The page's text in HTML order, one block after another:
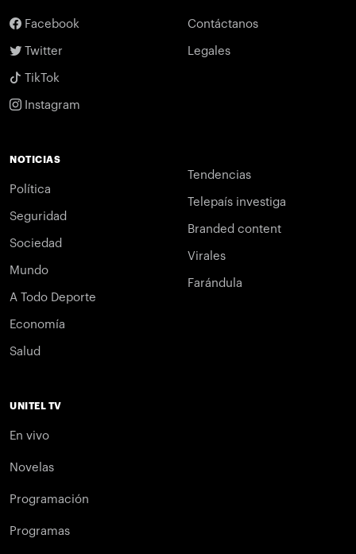
Facebook
Twitter
TikTok
Instagram
Contáctanos
Legales
NOTICIAS
Política
Seguridad
Sociedad
Mundo
A Todo Deporte
Economía
Salud
Tendencias
Telepaís investiga
Branded content
Virales
Farándula
UNITEL TV
En vivo
Novelas
Programación
Programas